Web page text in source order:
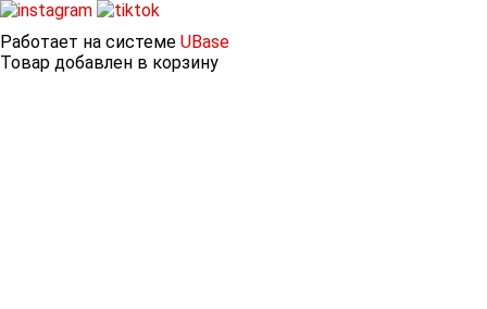
Работает на системе UBase
Товар добавлен в корзину